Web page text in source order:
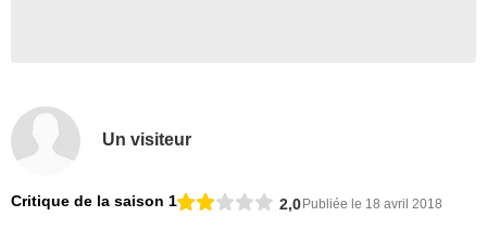
Un visiteur
Critique de la saison 1 2,0Publiée le 18 avril 2018